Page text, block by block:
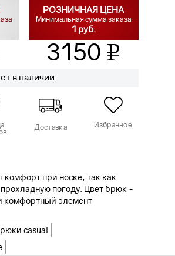
РОЗНИЧНАЯ ЦЕНА
Минимальная сумма заказа
1 руб.
3150 v
в наличии
Доставка Избранное
при носке, так как
погоду. Цвет брюк -
комфортный элемент
casual